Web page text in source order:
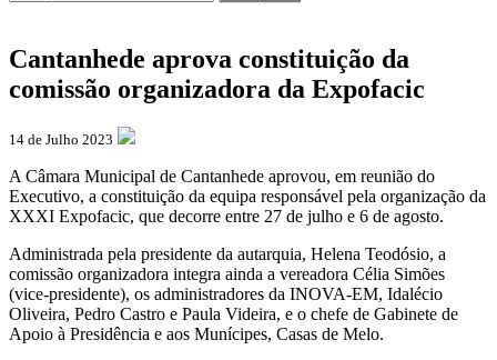
Cantanhede aprova constituição da
comissão organizadora da Expofacic
14 de Julho 2023
A Câmara Municipal de Cantanhede aprovou, em reunião do
Executivo, a constituição da equipa responsável pela organização da
XXXI Expofacic, que decorre entre 27 de julho e 6 de agosto.
Administrada pela presidente da autarquia, Helena Teodósio, a
comissão organizadora integra ainda a vereadora Célia Simões
(vice-presidente), os administradores da INOVA-EM, Idalécio
Oliveira, Pedro Castro e Paula Videira, e o chefe de Gabinete de
Apoio à Presidência e aos Munícipes, Casas de Melo.